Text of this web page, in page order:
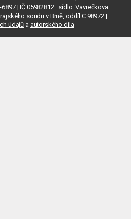
| IČ 05982812 | sídlo: Vavrečkova
soudu v Brně, oddíl C 98972 |
údajů a autorského díla